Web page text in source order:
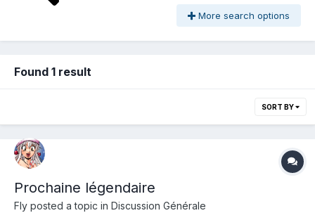
More search options
Found 1 result
SORT BY
Prochaine légendaire
Fly posted a topic in Discussion Générale